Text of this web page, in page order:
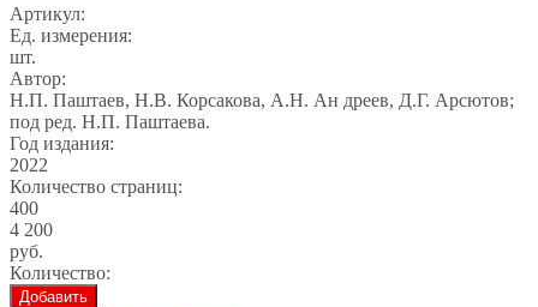
Артикул:
Ед. измерения:
шт.
Автор:
Н.П. Паштаев, Н.В. Корсакова, А.Н. Ан дреев, Д.Г. Арсютов;
под ред. Н.П. Паштаева.
Год издания:
2022
Количество страниц:
400
4 200
руб.
Количество:
Добавить